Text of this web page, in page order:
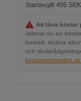
Startavgift 495
Att låna kostar
riskerar du en
bostad, teckna
och